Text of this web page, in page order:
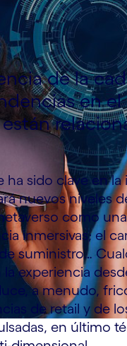
de la
en
ha sido clave en
nuevos niveles
como
inmersivas; el
suministro…
la experiencia
a menudo,
de retail y de
en último